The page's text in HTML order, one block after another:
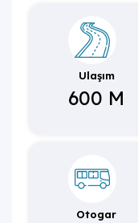
ağırlamayı
NOT: Hemen
birlikte kiralama
Ulaşım
600 M
Otogar